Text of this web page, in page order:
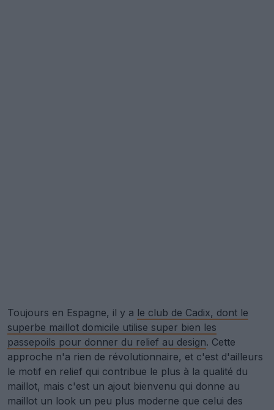
Toujours en Espagne, il y a le club de Cadix, dont le
superbe maillot domicile utilise super bien les
passepoils pour donner du relief au design. Cette
approche n'a rien de révolutionnaire, et c'est d'ailleurs
le motif en relief qui contribue le plus à la qualité du
maillot, mais c'est un ajout bienvenu qui donne au
maillot un look un peu plus moderne que celui des